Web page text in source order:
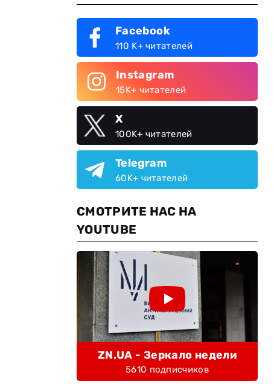
Facebook
110 K+ читателей
Instagram
15K+ читателей
X
100K+ читателей
Telegram
60K+ читателей
СМОТРИТЕ НАС НА
YOUTUBE
ZN.UA - Зеркало недели
5610 подписчиков